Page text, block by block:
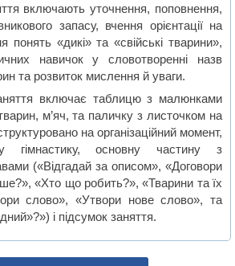
включають уточнення, поповнення,
запасу, вчення орієнтації на
понять «дикі» та «свійські тварини»,
навичок у словотворенні назв
та розвиток мислення й уваги.
включає таблицю з малюнками
м’яч, та паличку з листочком на
на організаційний момент,
гімнастику, основну частину з
(«Відгадай за описом», «Договори
«Хто що робить?», «Тварини та їх
слово», «Утвори нове слово», та
і підсумок заняття.